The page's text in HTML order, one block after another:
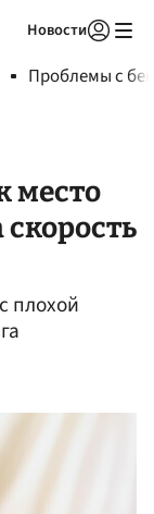
Новости
Проблемы с
место
плохой